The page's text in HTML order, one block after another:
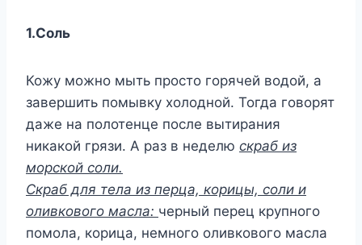
1.Соль
Кожу можно мыть просто горячей водой, а
завершить помывку холодной. Тогда говорят
даже на полотенце после вытирания
никакой грязи. А раз в неделю скраб из
морской соли.
Скраб для тела из перца, корицы, соли и
оливкового масла: черный перец крупного
помола, корица, немного оливкового масла